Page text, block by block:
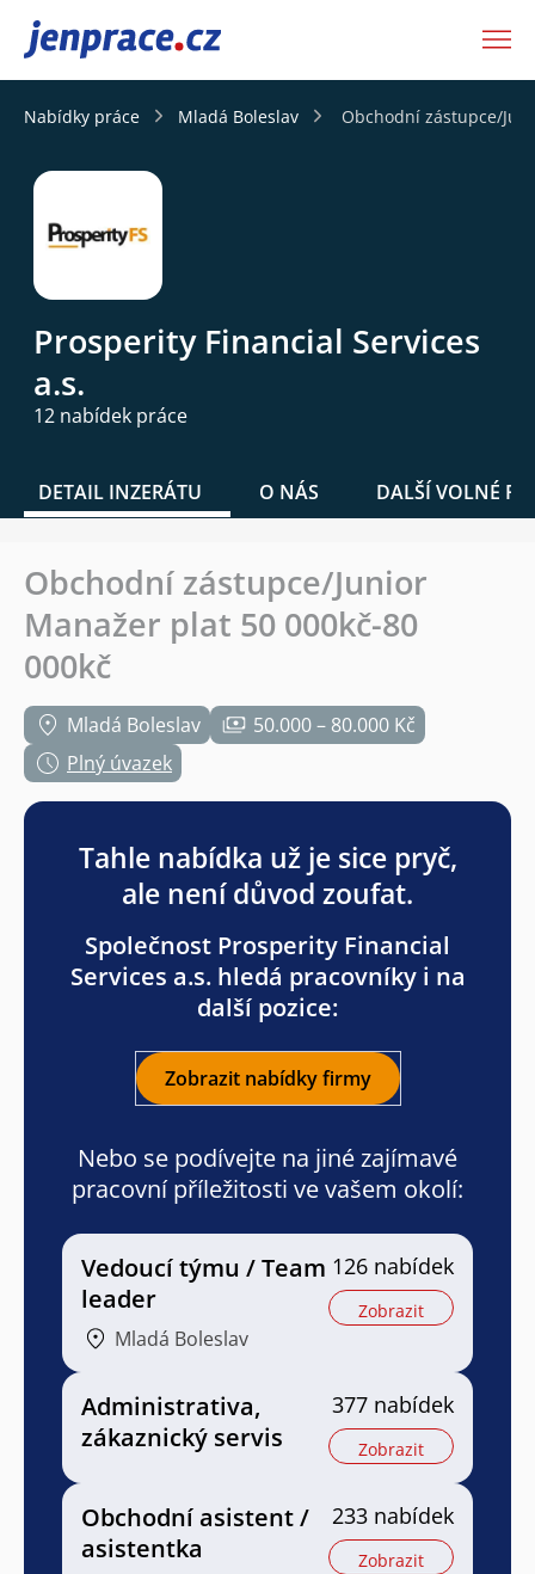
JenPráce.cz
Nabídky práce Mladá Boleslav Obchodní zástupce/
Prosperity Financial Services
a.s.
12 nabídek práce
DETAIL INZERÁTU O NÁS DALŠÍ VOLNÉ
Obchodní zástupce/Junior
Manažer plat 50 000kč-80
000kč
Mladá Boleslav
50.000 – 80.000 Kč
Plný úvazek
Tahle nabídka už je sice pryč,
ale není důvod zoufat.
Společnost Prosperity Financial
Services a.s. hledá pracovníky i na
další pozice:
Zobrazit nabídky firmy
Nebo se podívejte na jiné zajímavé
pracovní příležitosti ve vašem okolí:
Vedoucí týmu / Team
leader
Mladá Boleslav
126 nabídek
Zobrazit
Administrativa,
zákaznický servis
377 nabídek
Zobrazit
Obchodní asistent /
asistentka
233 nabídek
Zobrazit